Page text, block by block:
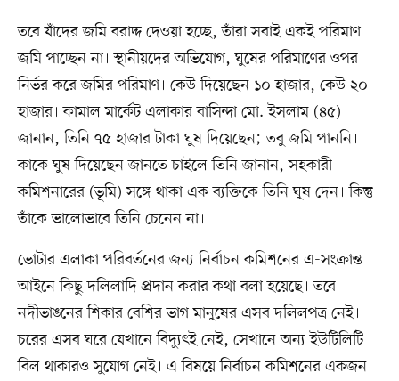
তবে যাঁদের জমি বরাদ্দ দেওয়া হচ্ছে, তাঁরা সবাই একই পরিমাণ
জমি পাচ্ছেন না। স্থানীয়দের অভিযোগ, ঘুষের পরিমাণের ওপর
নির্ভর করে জমির পরিমাণ। কেউ দিয়েছেন ১০ হাজার, কেউ ২০
হাজার। কামাল মার্কেট এলাকার বাসিন্দা মো. ইসলাম (৪৫)
জানান, তিনি ৭৫ হাজার টাকা ঘুষ দিয়েছেন; তবু জমি পাননি।
কাকে ঘুষ দিয়েছেন জানতে চাইলে তিনি জানান, সহকারী
কমিশনারের (ভূমি) সঙ্গে থাকা এক ব্যক্তিকে তিনি ঘুষ দেন। কিন্তু
তাঁকে ভালোভাবে তিনি চেনেন না।
ভোটার এলাকা পরিবর্তনের জন্য নির্বাচন কমিশনের এ-সংক্রান্ত
আইনে কিছু দলিলাদি প্রদান করার কথা বলা হয়েছে। তবে
নদীভাঙনের শিকার বেশির ভাগ মানুষের এসব দলিলপত্র নেই।
চরের এসব ঘরে যেখানে বিদ্যুৎই নেই, সেখানে অন্য ইউটিলিটি
বিল থাকারও সুযোগ নেই। এ বিষয়ে নির্বাচন কমিশনের একজন